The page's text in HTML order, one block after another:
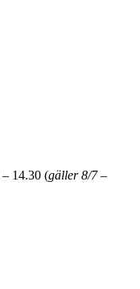
– 14.30 (gäller 8/7 –